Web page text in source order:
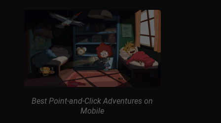
Best Point-and-Click Adventures on
Mobile